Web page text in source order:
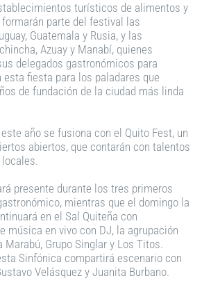
turísticos de alimentos y
parte del festival las
Guatemala y Rusia, y las
Azuay y Manabí, quienes
delegados gastronómicos para
esta fiesta para los paladares que
de fundación de la ciudad más linda
año se fusiona con el Quito Fest, un
abiertos, que contarán con talentos
presente durante los tres primeros
mientras que el domingo la
en el Sal Quiteña con
música en vivo con DJ, la agrupación
Marabú, Grupo Singlar y Los Titos.
Sinfónica compartirá escenario con
Velásquez y Juanita Burbano.